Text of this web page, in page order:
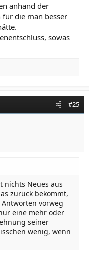
anhand der
für die man besser
sowas
#25
nichts Neues aus
zurück bekommt,
vorweg
eine mehr oder
seiner
wenig, wenn